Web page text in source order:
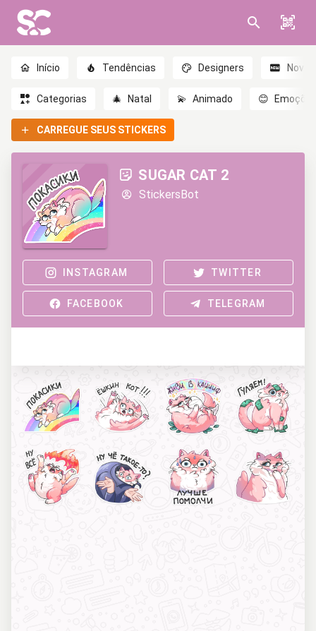
Início Tendências Designers Novo
Categorias 🎄 Natal 💫 Animado 😊
CARREGUE SEUS STICKERS
SUGAR CAT 2
StickersBot
INSTAGRAM TWITTER
FACEBOOK TELEGRAM